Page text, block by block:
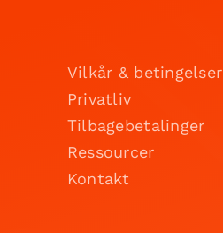
Vilkår & betingelser
Privatliv
Tilbagebetalinger
Ressourcer
Kontakt